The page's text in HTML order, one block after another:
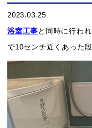
2023.03.25
浴室工事と同時に行わ
で10センチ近くあった